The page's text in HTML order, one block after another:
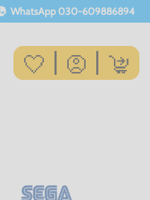
WhatsApp 030-609886894